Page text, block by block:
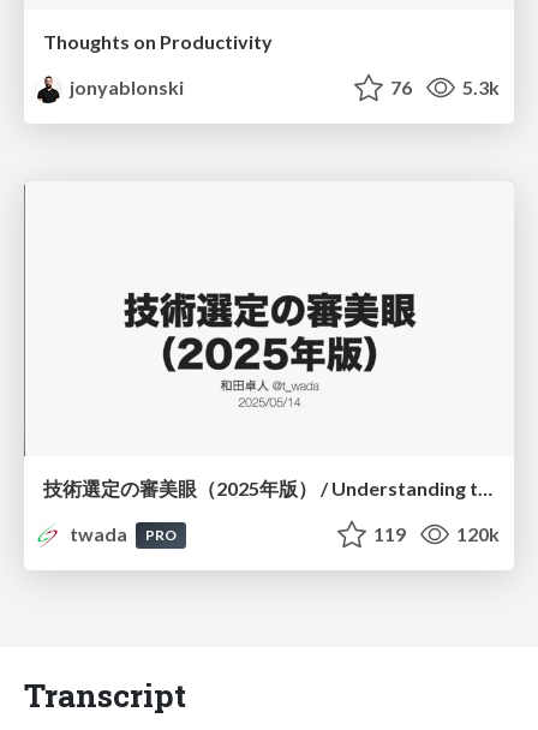
Thoughts on Productivity
jonyablonski
76 5.3k
技術選定の審美眼（2025年版） / Understanding the Spiral of Technologies 2025 edition
twada
PRO 119 120k
Transcript